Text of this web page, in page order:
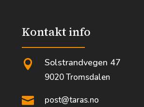
Kontakt info
 Solstrandvegen 47
9020 Tromsdalen
 post@taras.no